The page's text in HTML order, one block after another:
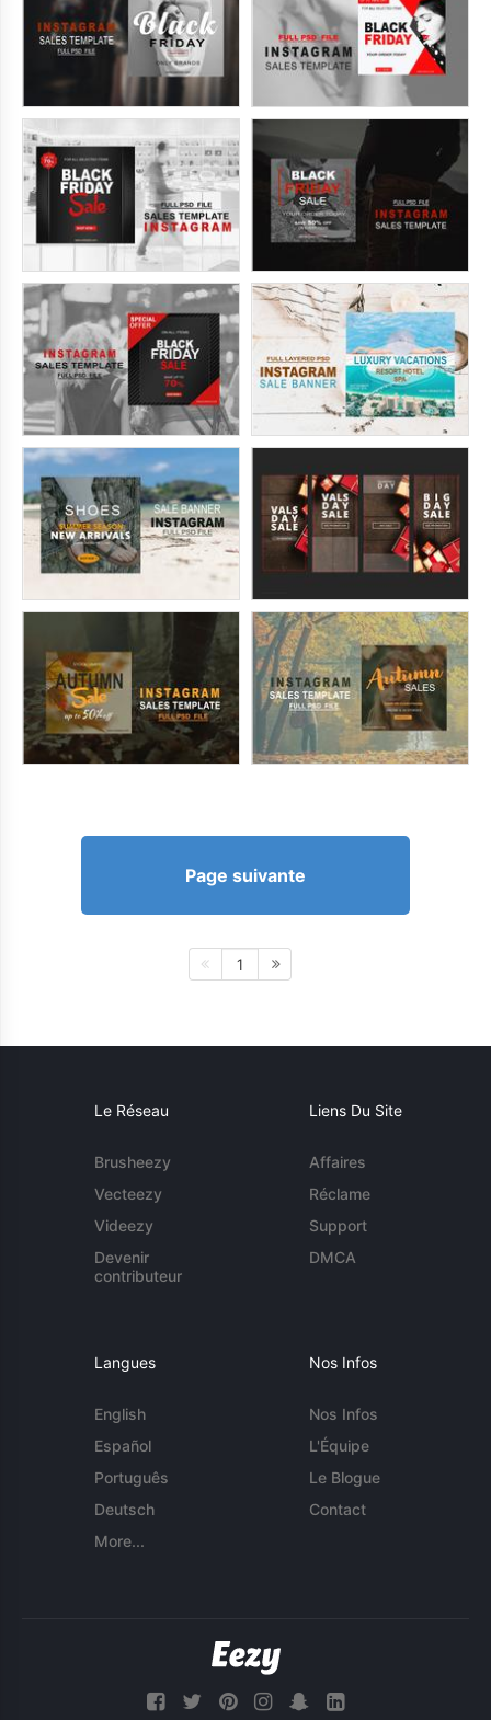
Page suivante
1
Le Réseau
Brusheezy
Vecteezy
Videezy
Devenir
contributeur
Liens Du Site
Affaires
Réclame
Support
DMCA
Langues
English
Español
Português
Deutsch
More...
Nos Infos
Nos Infos
L'Équipe
Le Blogue
Contact